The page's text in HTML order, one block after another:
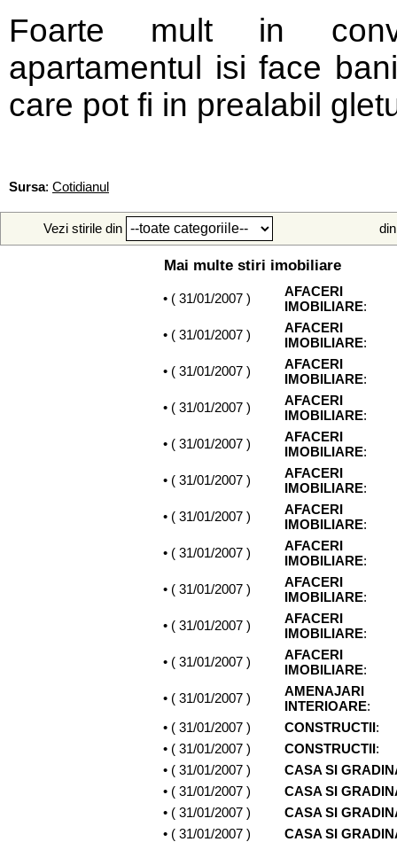
Foarte mult in
apartamentul isi face
care pot fi in prealabil
Sursa: Cotidianul
Vezi stirile din
Mai multe stiri imobiliare
• ( 31/01/2007 )
AFACERI
IMOBILIARE:
• ( 31/01/2007 )
AFACERI
IMOBILIARE:
• ( 31/01/2007 )
AFACERI
IMOBILIARE:
• ( 31/01/2007 )
AFACERI
IMOBILIARE:
• ( 31/01/2007 )
AFACERI
IMOBILIARE:
• ( 31/01/2007 )
AFACERI
IMOBILIARE:
• ( 31/01/2007 )
AFACERI
IMOBILIARE:
• ( 31/01/2007 )
AFACERI
IMOBILIARE:
• ( 31/01/2007 )
AFACERI
IMOBILIARE:
• ( 31/01/2007 )
AFACERI
IMOBILIARE:
• ( 31/01/2007 )
AFACERI
IMOBILIARE:
• ( 31/01/2007 )
AMENAJARI
INTERIOARE:
• ( 31/01/2007 ) CONSTRUCTII:
• ( 31/01/2007 ) CONSTRUCTII:
• ( 31/01/2007 )
CASA SI
• ( 31/01/2007 )
CASA SI
• ( 31/01/2007 )
CASA SI
• ( 31/01/2007 ) CASA SI